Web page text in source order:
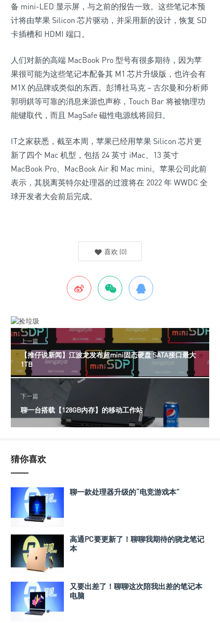
备 mini-LED 显示屏，与之前的报告一致。这些笔记本预
计将由苹果 Silicon 芯片驱动，并采用新的设计，恢复 SD
卡插槽和 HDMI 端口。
人们对新的高端 MacBook Pro 型号有很多期待，因为苹
果很可能为这些笔记本配备其 M1 芯片升级版，也许会有
M1X 的品牌或类似的东西。彭博社马克 – 古尔曼和分析师
郭明錤等可靠的消息来源也声称，Touch Bar 将被物理功
能键取代，而且 MagSafe 磁性电源线将回归。
IT之家获悉，截至本周，苹果已经用苹果 Silicon 芯片更
新了四个 Mac 机型，包括 24 英寸 iMac、13 英寸
MacBook Pro、MacBook Air 和 Mac mini。苹果公司此前
表示， 其脱离英特尔处理器的过渡将在 2022 年 WWDC 全
球开发者大会前后完成。
喜欢 (0)
上一篇
【推仔说新闻】江波龙发布超mini固态硬盘 SATA接口最大
1TB
下一篇
聊一台搭载【128GB内存】的移动工作站
猜你喜欢
聊一款处理器升级的“电竞游戏本”
高通PC要更新了！聊聊我期待的骁龙笔记
本
又要出差了！聊聊这次陪我出差的笔记本
电脑